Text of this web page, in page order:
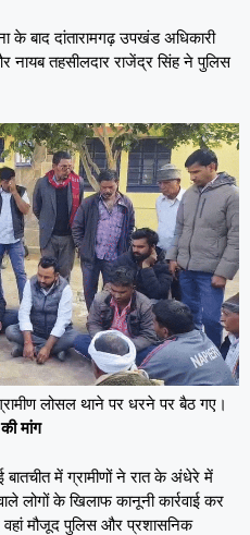
के बाद दांतारामगढ़ उपखंड अधिकारी
नायब तहसीलदार राजेंद्र सिंह ने पुलिस
लोसल थाने पर धरने पर बैठ गए।
मांग
में ग्रामीणों ने रात के अंधेरे में
लोगों के खिलाफ कानूनी कार्रवाई कर
वहां मौजूद पुलिस और प्रशासनिक